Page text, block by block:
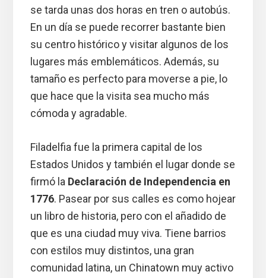
se tarda unas dos horas en tren o autobús.
En un día se puede recorrer bastante bien
su centro histórico y visitar algunos de los
lugares más emblemáticos. Además, su
tamaño es perfecto para moverse a pie, lo
que hace que la visita sea mucho más
cómoda y agradable.
Filadelfia fue la primera capital de los
Estados Unidos y también el lugar donde se
firmó la Declaración de Independencia en
1776. Pasear por sus calles es como hojear
un libro de historia, pero con el añadido de
que es una ciudad muy viva. Tiene barrios
con estilos muy distintos, una gran
comunidad latina, un Chinatown muy activo